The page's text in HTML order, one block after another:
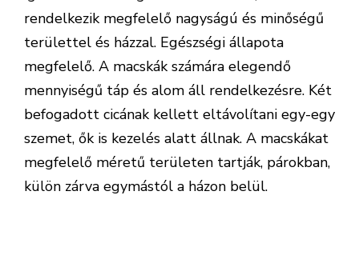
rendelkezik megfelelő nagyságú és minőségű
területtel és házzal. Egészségi állapota
megfelelő. A macskák számára elegendő
mennyiségű táp és alom áll rendelkezésre. Két
befogadott cicának kellett eltávolítani egy-egy
szemet, ők is kezelés alatt állnak. A macskákat
megfelelő méretű területen tartják, párokban,
külön zárva egymástól a házon belül.